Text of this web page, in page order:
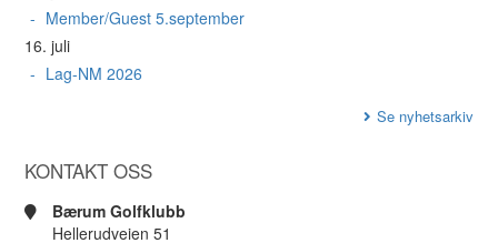
Member/Guest 5.september
16. juli
Lag-NM 2026
Se nyhetsarkiv
KONTAKT OSS
Bærum Golfklubb
Hellerudveien 51